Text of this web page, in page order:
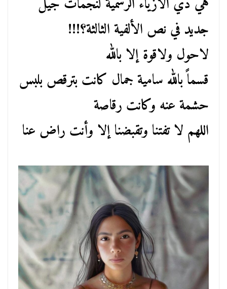
جديد في نص الألفية الثالثة؟!!!
لاحول ولاقوة إلا بالله
قسماً بالله سامية جمال كانت بترقص بلبس
حشمة عنه وكانت رقاصة
اللهم لا تفتنا وتقبضنا إلا وأنت راض عنا